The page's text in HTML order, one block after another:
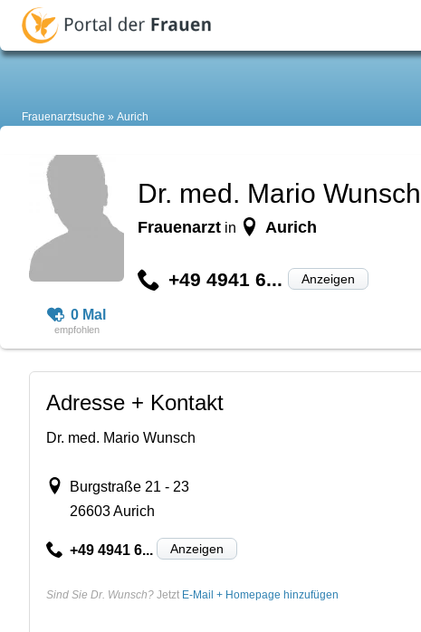
Frauenarztsuche Aurich
0 Mal
Dr. med. Mario Wunsch
Frauenarzt in Aurich
+49 4941 6... Anzeigen
Adresse + Kontakt
Dr. med. Mario Wunsch
Burgstraße 21 - 23
26603 Aurich
+49 4941 6... Anzeigen
Sind Sie Dr. Wunsch? Jetzt E-Mail + Homepage hinzufügen